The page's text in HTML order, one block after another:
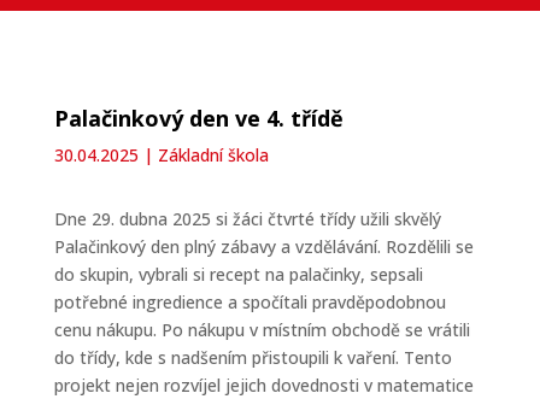
Palačinkový den ve 4. třídě
30.04.2025 | Základní škola
Dne 29. dubna 2025 si žáci čtvrté třídy užili skvělý
Palačinkový den plný zábavy a vzdělávání. Rozdělili se
do skupin, vybrali si recept na palačinky, sepsali
potřebné ingredience a spočítali pravděpodobnou
cenu nákupu. Po nákupu v místním obchodě se vrátili
do třídy, kde s nadšením přistoupili k vaření. Tento
projekt nejen rozvíjel jejich dovednosti v matematice